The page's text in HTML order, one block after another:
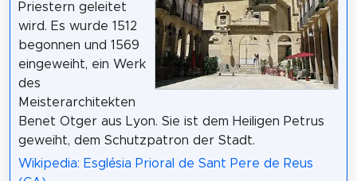
Priestern geleitet
wird. Es wurde 1512
begonnen und 1569
eingeweiht, ein Werk
des
Meisterarchitekten
Benet Otger aus Lyon. Sie ist dem Heiligen Petrus
geweiht, dem Schutzpatron der Stadt.
Wikipedia: Església Prioral de Sant Pere de Reus